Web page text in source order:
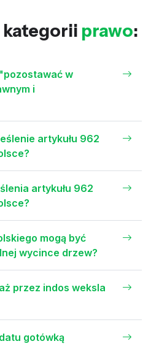
kategorii prawo:
w
i
artykułu 962
artykułu 962
mogą być
wycince drzew?
przez indos weksla
gotówką